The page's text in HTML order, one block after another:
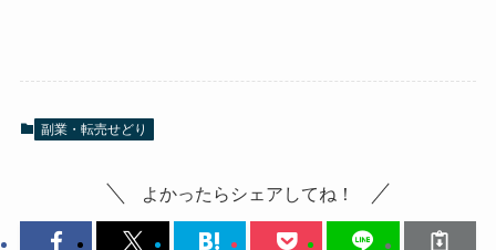
副業・転売せどり
よかったらシェアしてね！